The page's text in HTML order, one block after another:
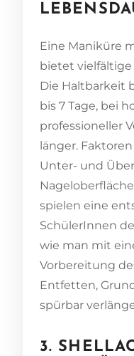
Eine Maniküre
bietet
Die Haltbarkeit
bis 7 Tage, bei
professioneller
länger.
Unter- und
spielen eine
SchülerInnen
wie man mit
Vorbereitung
Entfetten,
spürbar
3.